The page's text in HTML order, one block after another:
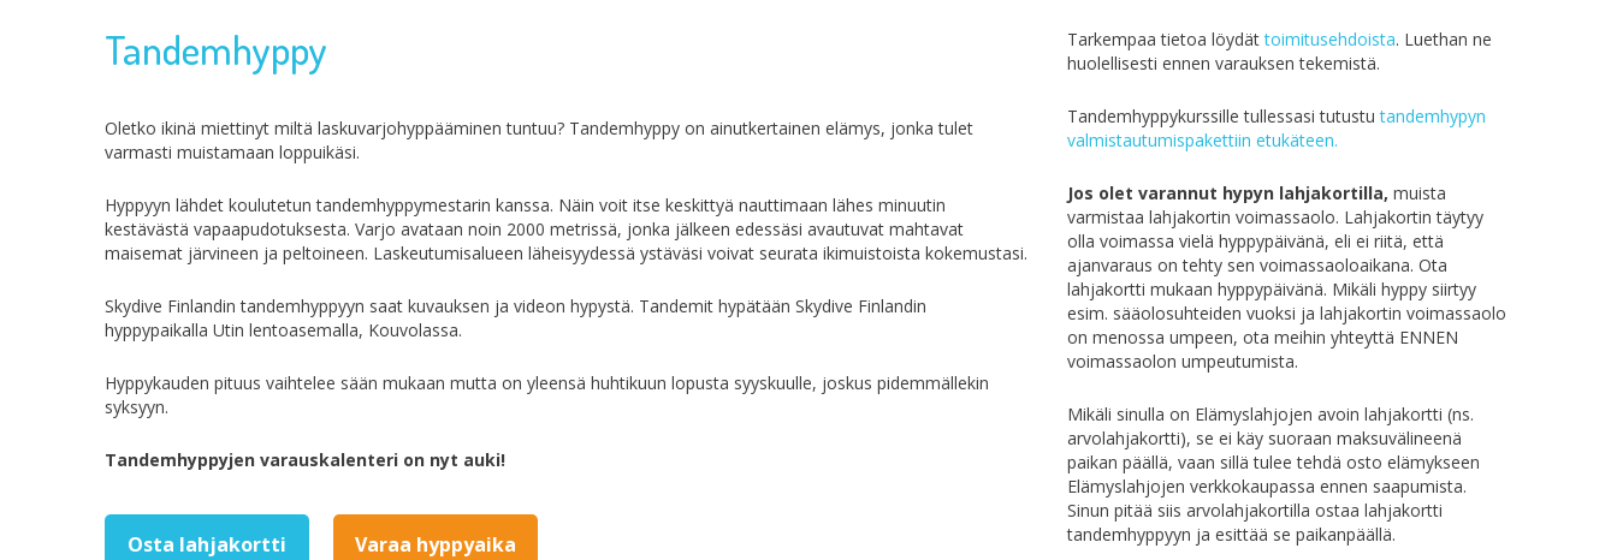
Tandemhyppy
Oletko ikinä miettinyt miltä laskuvarjohyppääminen tuntuu? Tandemhyppy on ainutkertainen elämys, jonka tulet
varmasti muistamaan loppuikäsi.
Hyppyyn lähdet koulutetun tandemhyppymestarin kanssa. Näin voit itse keskittyä nauttimaan lähes minuutin
kestävästä vapaapudotuksesta. Varjo avataan noin 2000 metrissä, jonka jälkeen edessäsi avautuvat mahtavat
maisemat järvineen ja peltoineen. Laskeutumisalueen läheisyydessä ystäväsi voivat seurata ikimuistoista kokemustasi.
Skydive Finlandin tandemhyppyyn saat kuvauksen ja videon hypystä. Tandemit hypätään Skydive Finlandin
hyppypaikalla Utin lentoasemalla, Kouvolassa.
Hyppykauden pituus vaihtelee sään mukaan mutta on yleensä huhtikuun lopusta syyskuulle, joskus pidemmällekin
syksyyn.
Tandemhyppyjen varauskalenteri on nyt auki!
Osta lahjakortti Varaa hyppyaika
Tarkempaa tietoa löydättoimitusehdoista. Luethan ne
huolellisesti ennen varauksen tekemistä.
Tandemhyppykurssille tullessasi tutustutandemhypyn
valmistautumispakettiin etukäteen.
Jos olet varannut hypyn lahjakortilla, muista
varmistaa lahjakortin voimassaolo. Lahjakortin täytyy
olla voimassa vielä hyppypäivänä, eli ei riitä, että
ajanvaraus on tehty sen voimassaoloaikana. Ota
lahjakortti mukaan hyppypäivänä. Mikäli hyppy siirtyy
esim. sääolosuhteiden vuoksi ja lahjakortin voimassaolo
on menossa umpeen, ota meihin yhteyttä ENNEN
voimassaolon umpeutumista.
Mikäli sinulla on Elämyslahjojen avoin lahjakortti (ns.
arvolahjakortti), se ei käy suoraan maksuvälineenä
paikan päällä, vaan sillä tulee tehdä osto elämykseen
Elämyslahjojen verkkokaupassa ennen saapumista.
Sinun pitää siis arvolahjakortilla ostaa lahjakortti
tandemhyppyyn ja esittää se paikanpäällä.